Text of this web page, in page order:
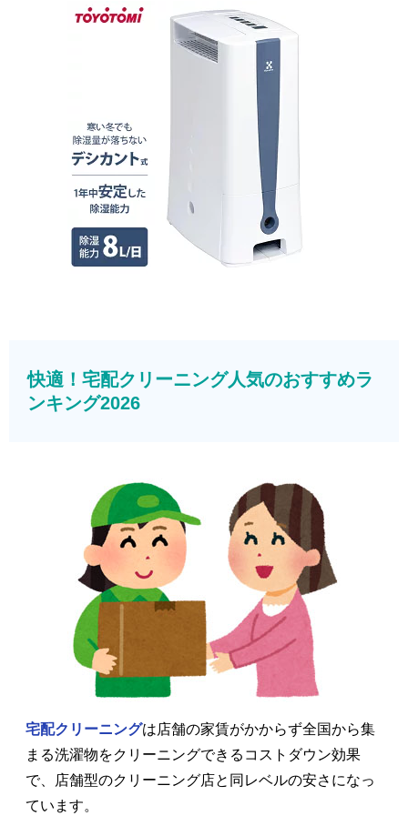
快適！宅配クリーニング人気のおすすめラ
ンキング2026
宅配クリーニングは店舗の家賃がかからず全国から集
まる洗濯物をクリーニングできるコストダウン効果
で、店舗型のクリーニング店と同レベルの安さになっ
ています。